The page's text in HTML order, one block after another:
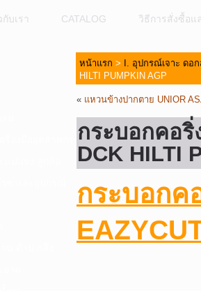
กับเรา CATALOG วิธีการสั่งซื้อแ
รื่องมืออุตสาหกรรม
หน้าแรก >
I. อุปกรณ์เจาะ ดอ
HILTI PUMPKIN AGP
« แหวนข้างปากตาย UNIOR
กระบอกคอริ่
DCK HILTI
กระบอกค